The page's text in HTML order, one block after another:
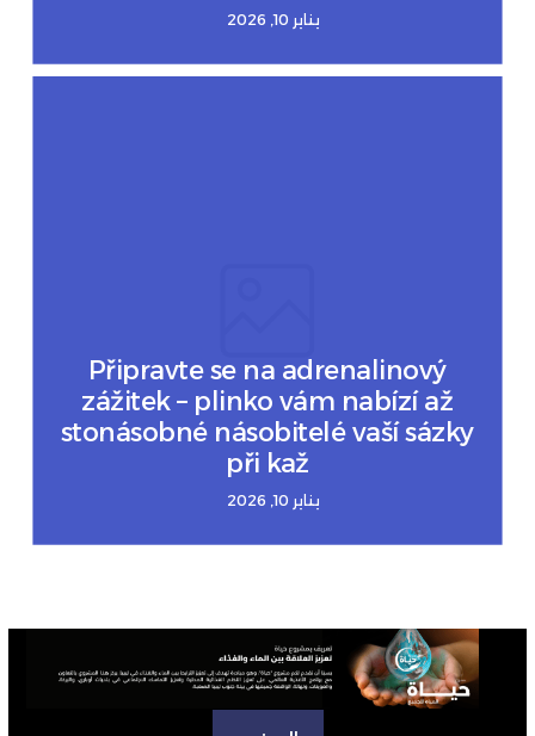
يناير 10, 2026
Připravte se na adrenalinový
zážitek – plinko vám nabízí až
stonásobné násobitelé vaší sázky
při kaž
يناير 10, 2026